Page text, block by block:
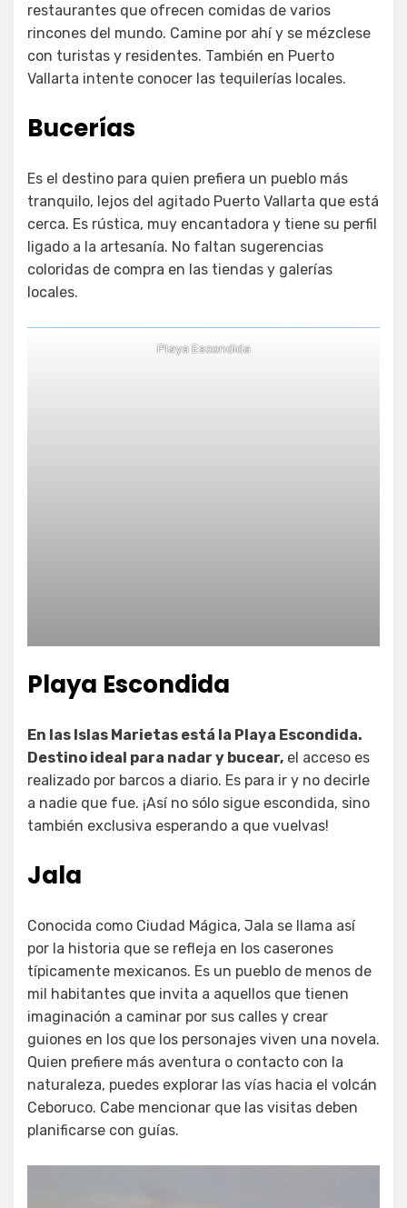
restaurantes que ofrecen comidas de varios
rincones del mundo. Camine por ahí y se mézclese
con turistas y residentes. También en Puerto
Vallarta intente conocer las tequilerías locales.
Bucerías
Es el destino para quien prefiera un pueblo más
tranquilo, lejos del agitado Puerto Vallarta que está
cerca. Es rústica, muy encantadora y tiene su perfil
ligado a la artesanía. No faltan sugerencias
coloridas de compra en las tiendas y galerías
locales.
Playa Escondida
Playa Escondida
En las Islas Marietas está la Playa Escondida.
Destino ideal para nadar y bucear, el acceso es
realizado por barcos a diario. Es para ir y no decirle
a nadie que fue. ¡Así no sólo sigue escondida, sino
también exclusiva esperando a que vuelvas!
Jala
Conocida como Ciudad Mágica, Jala se llama así
por la historia que se refleja en los caserones
típicamente mexicanos. Es un pueblo de menos de
mil habitantes que invita a aquellos que tienen
imaginación a caminar por sus calles y crear
guiones en los que los personajes viven una novela.
Quien prefiere más aventura o contacto con la
naturaleza, puedes explorar las vías hacia el volcán
Ceboruco. Cabe mencionar que las visitas deben
planificarse con guías.